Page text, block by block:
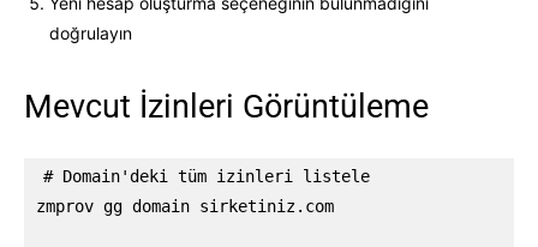
doğrulayın
Mevcut İzinleri Görüntüleme
# Domain'deki tüm izinleri listele
zmprov gg domain sirketiniz.com